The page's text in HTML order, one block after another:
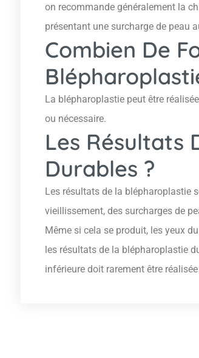
on recommande généralement la
présentant une surcharge de peau
Combien De
La blépharoplastie peut être
ou nécessaire.
Les Résultats
Durables ?
Les résultats de la blépharoplastie
vieillissement, des surcharges de
Même si cela se produit, les yeux
les résultats de la blépharoplastie
inférieure doit rarement être